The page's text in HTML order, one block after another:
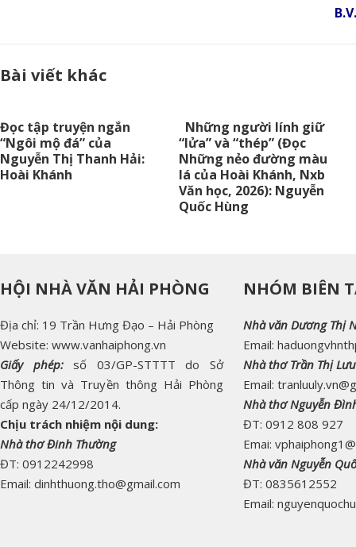
Bài viết khác
Đọc tập truyện ngắn
“Ngôi mộ đá” của
Nguyễn Thị Thanh Hải:
Hoài Khánh
Những người lính giữ
“lửa” và “thép” (Đọc
Những nẻo đường màu
lá của Hoài Khánh, Nxb
Văn học, 2026): Nguyễn
Quốc Hùng
HỘI NHÀ VĂN HẢI PHÒNG
Địa chỉ: 19 Trần Hưng Đạo – Hải Phòng
Website: www.vanhaiphong.vn
Giấy phép:
số 03/GP-STTTT do Sở
Thông tin và Truyền thông Hải Phòng
cấp ngày 24/12/2014.
Chịu trách nhiệm nội dung:
Nhà thơ Đinh Thường
ĐT: 0912242998
Email: dinhthuong.tho@gmail.com
NHÓM BIÊN
Nhà văn Dương Thị
Email:
Nhà thơ Trần Thị
Email:
Nhà thơ Nguyễn
ĐT: 0912 808 927
Emai:
Nhà văn Nguyễn
ĐT: 0835612552
Email: